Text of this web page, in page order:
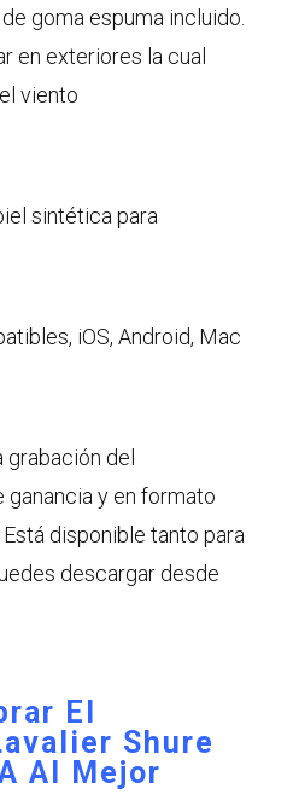
goma espuma incluido.
en exteriores la cual
viento
sintética para
iOS, Android, Mac
grabación del
ganancia y en formato
disponible tanto para
descargar desde
El
Shure
Al Mejor